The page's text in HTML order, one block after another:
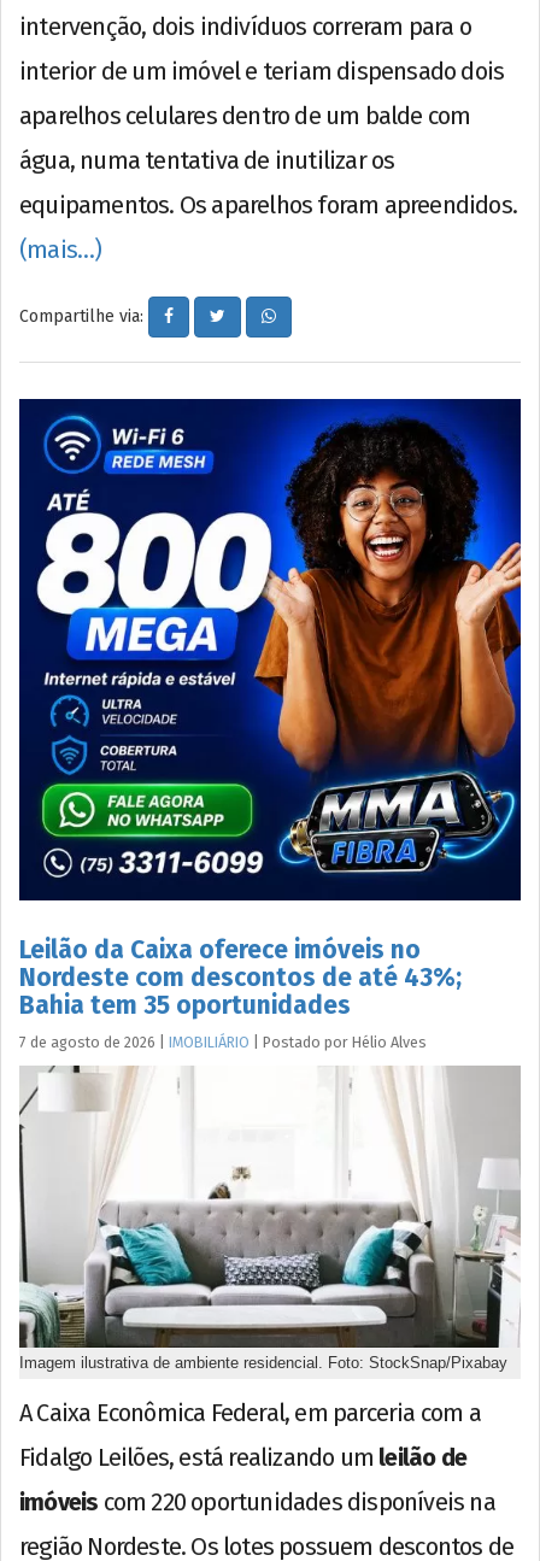
intervenção, dois indivíduos correram para o
interior de um imóvel e teriam dispensado dois
aparelhos celulares dentro de um balde com
água, numa tentativa de inutilizar os
equipamentos. Os aparelhos foram apreendidos.
(mais…)
Compartilhe via:
Leilão da Caixa oferece imóveis no
Nordeste com descontos de até 43%;
Bahia tem 35 oportunidades
7 de agosto de 2026 IMOBILIÁRIO Postado por Hélio Alves
Imagem ilustrativa de ambiente residencial. Foto: StockSnap/Pixabay
A Caixa Econômica Federal, em parceria com a
Fidalgo Leilões, está realizando um leilão de
imóveis com 220 oportunidades disponíveis na
região Nordeste. Os lotes possuem descontos de